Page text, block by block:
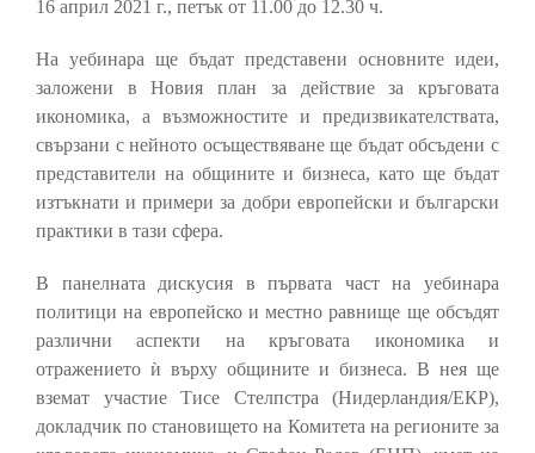
16 април 2021 г., петък от 11.00 до 12.30 ч.
На уебинара ще бъдат представени основните идеи,
заложени в Новия план за действие за кръговата
икономика, а възможностите и предизвикателствата,
свързани с нейното осъществяване ще бъдат обсъдени с
представители на общините и бизнеса, като ще бъдат
изтъкнати и примери за добри европейски и български
практики в тази сфера.
В панелната дискусия в първата част на уебинара
политици на европейско и местно равнище ще обсъдят
различни аспекти на кръговата икономика и
отражението ѝ върху общините и бизнеса. В нея ще
вземат участие Тисе Стелпстра (Нидерландия/ЕКР),
докладчик по становището на Комитета на регионите за